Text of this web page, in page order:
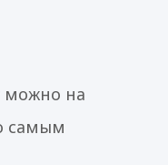
можно на
самым